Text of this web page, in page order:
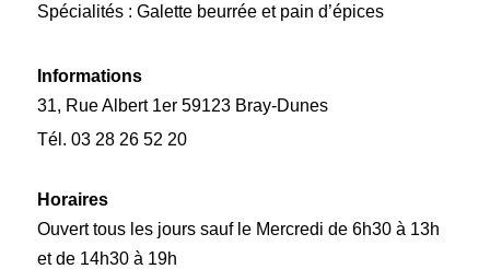
Spécialités : Galette beurrée et pain d’épices
Informations
31, Rue Albert 1er 59123 Bray-Dunes
Tél. 03 28 26 52 20
Horaires
Ouvert tous les jours sauf le Mercredi de 6h30 à 13h
et de 14h30 à 19h